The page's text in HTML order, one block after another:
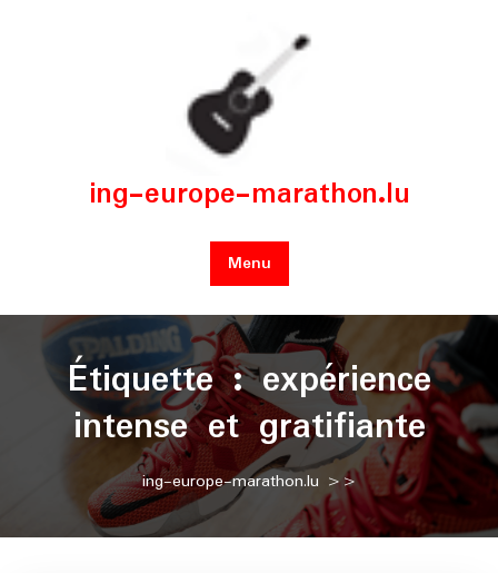
ing-europe-marathon.lu
Menu
Étiquette :expérience
intense et gratifiante
ing-europe-marathon.lu >>